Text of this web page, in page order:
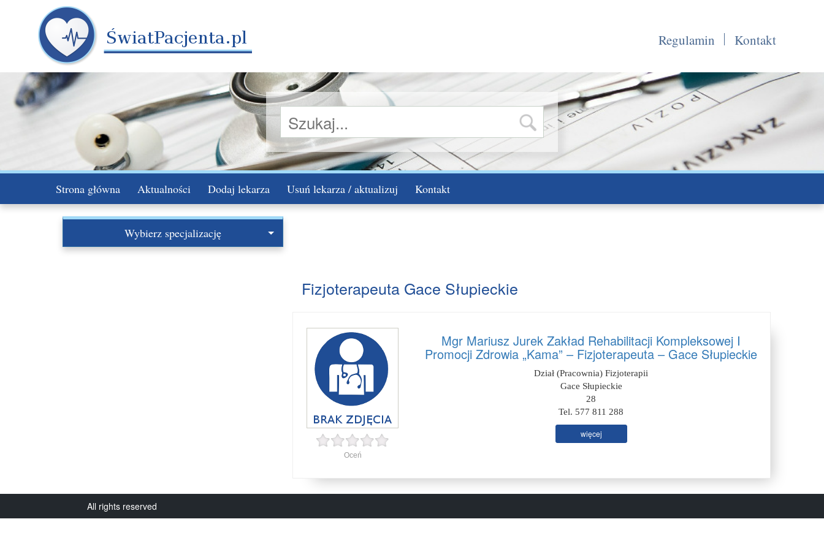
Regulamin Kontakt
Strona główna Aktualności Dodaj lekarza Usuń lekarza / aktualizuj Kontakt
Wybierz specjalizację
Fizjoterapeuta Gace Słupieckie
Oceń
Mgr Mariusz Jurek Zakład Rehabilitacji Kompleksowej I
Promocji Zdrowia „Kama” – Fizjoterapeuta – Gace Słupieckie
Dział (Pracownia) Fizjoterapii
Gace Słupieckie
28
Tel. 577 811 288
więcej
All rights reserved